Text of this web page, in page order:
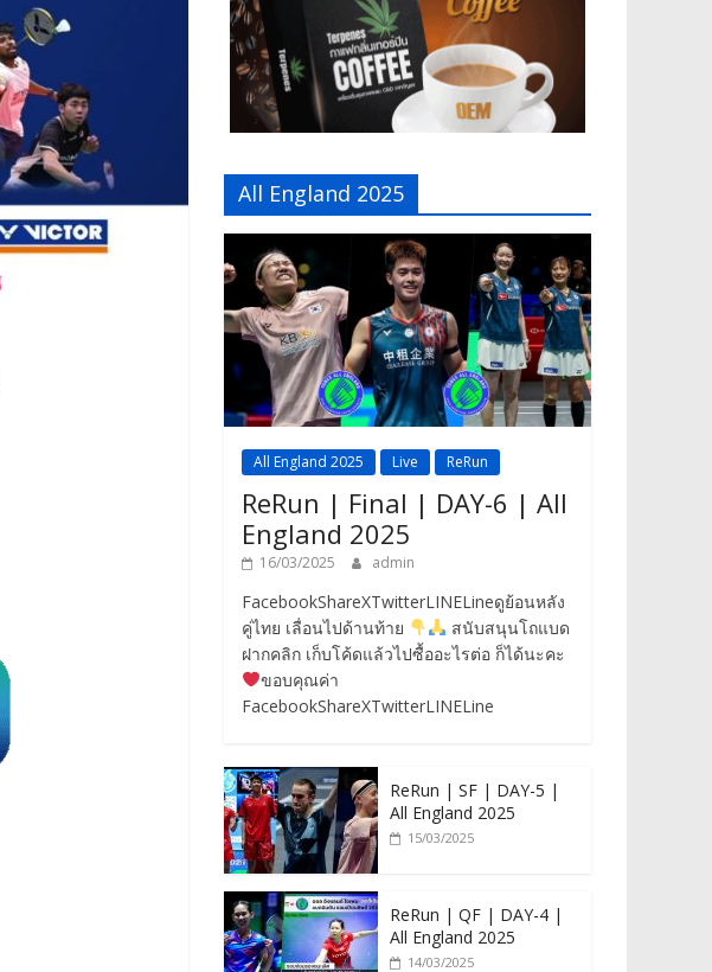
All England 2025
All England 2025 Live ReRun
ReRun | Final | DAY-6 | All
England 2025
16/03/2025 admin
FacebookShareXTwitterLINELineดูย้อนหลัง
คู่ไทย เลื่อนไปด้านท้าย
สนับสนุนโถแบด
ฝากคลิก เก็บโค้ดแล้วไปซื้ออะไรต่อ ก็ได้นะคะ
ขอบคุณค่า
FacebookShareXTwitterLINELine
ReRun | SF | DAY-5 |
All England 2025
15/03/2025
ReRun | QF | DAY-4 |
All England 2025
14/03/2025